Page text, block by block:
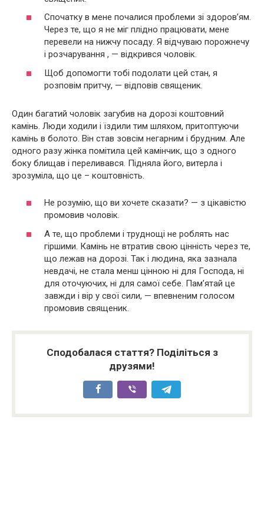
Спочатку в мене почалися проблеми зі здоров’ям.
Через те, що я не міг плідно працювати, мене
перевели на нижчу посаду. Я відчуваю порожнечу
і розчарування , — відкрився чоловік.
Щоб допомогти тобі подолати цей стан, я
розповім притчу, — відповів священик.
Один багатий чоловік загубив на дорозі коштовний
камінь. Люди ходили і їздили тим шляхом, притоптуючи
камінь в болото. Він став зовсім негарним і брудним. Але
одного разу жінка помітила цей камінчик, що з одного
боку блищав і переливався. Підняла його, витерла і
зрозуміла, що це – коштовність.
Не розумію, що ви хочете сказати? — з цікавістю
промовив чоловік.
А те, що проблеми і труднощі не роблять нас
гіршими. Камінь не втратив свою цінність через те,
що лежав на дорозі. Так і людина, яка зазнала
невдачі, не стала менш цінною ні для Господа, ні
для оточуючих, ні для самої себе. Пам’ятай це
завжди і вір у свої сили, — впевненим голосом
промовив священик.
Сподобалася стаття? Поділіться з
друзями!